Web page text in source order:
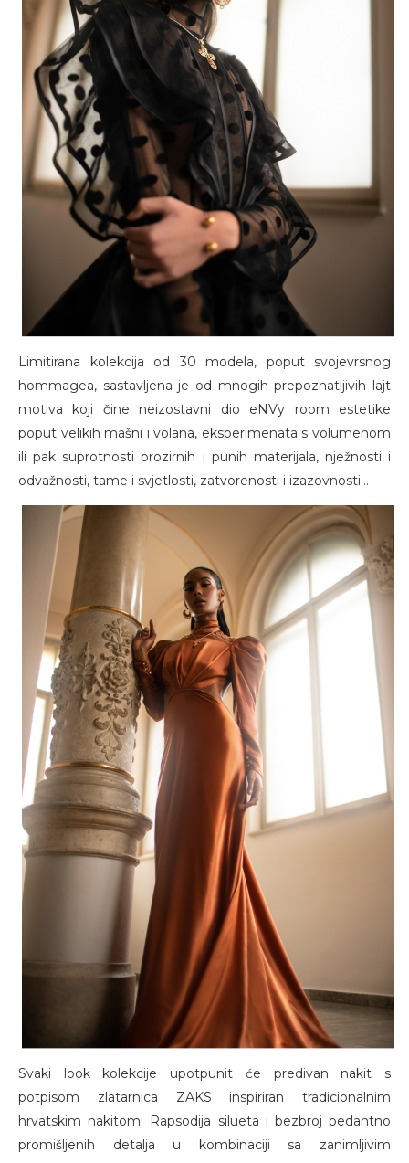
Limitirana kolekcija od 30 modela, poput svojevrsnog
hommagea, sastavljena je od mnogih prepoznatljivih lajt
motiva koji čine neizostavni dio eNVy room estetike
poput velikih mašni i volana, eksperimenata s volumenom
ili pak suprotnosti prozirnih i punih materijala, nježnosti i
odvažnosti, tame i svjetlosti, zatvorenosti i izazovnosti...
Svaki look kolekcije upotpunit će predivan nakit s
potpisom zlatarnica ZAKS inspiriran tradicionalnim
hrvatskim nakitom. Rapsodija silueta i bezbroj pedantno
promišljenih detalja u kombinaciji sa zanimljivim